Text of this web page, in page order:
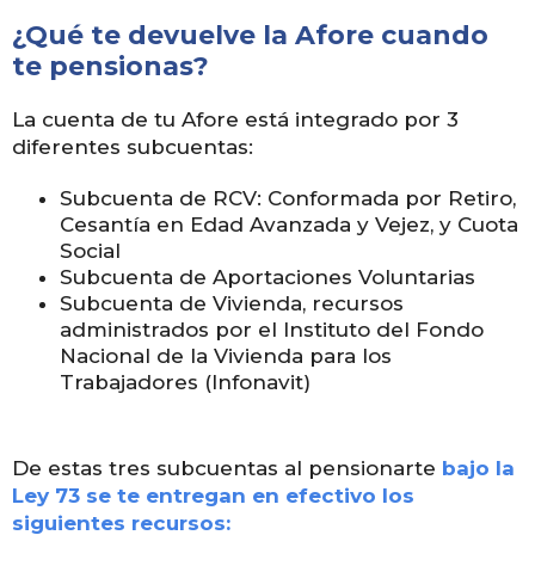
¿Qué te devuelve la Afore cuando
te pensionas?
La cuenta de tu Afore está integrado por 3
diferentes subcuentas:
Subcuenta de RCV: Conformada por Retiro,
Cesantía en Edad Avanzada y Vejez, y Cuota
Social
Subcuenta de Aportaciones Voluntarias
Subcuenta de Vivienda, recursos
administrados por el Instituto del Fondo
Nacional de la Vivienda para los
Trabajadores (Infonavit)
De estas tres subcuentas al pensionarte bajo la
Ley 73 se te entregan en efectivo los
siguientes recursos: